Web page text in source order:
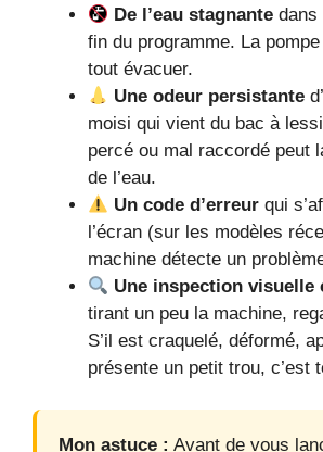
De l’eau stagnante dans
fin du programme. La
tout évacuer.
Une odeur persistante
moisi qui vient du bac à
percé ou mal raccordé peut
de l’eau.
Un code d’erreur qui
l’écran (sur les modèles
machine détecte un
Une inspection visuelle
tirant un peu la machine,
S’il est craquelé, déformé,
présente un petit trou, c’est
Mon astuce : Avant de vous